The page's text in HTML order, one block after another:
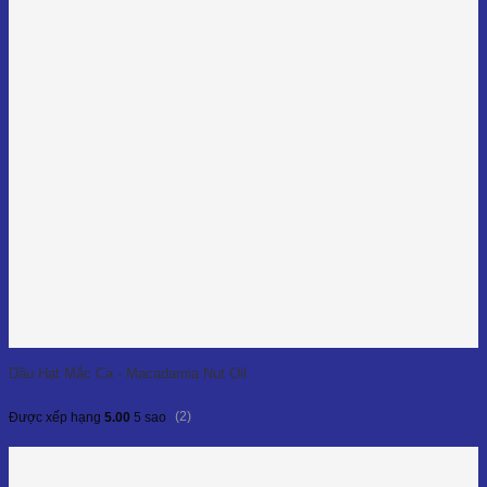
Dầu Hạt Mắc Ca - Macadamia Nut Oil
Được xếp hạng 5.00 5 sao (2)